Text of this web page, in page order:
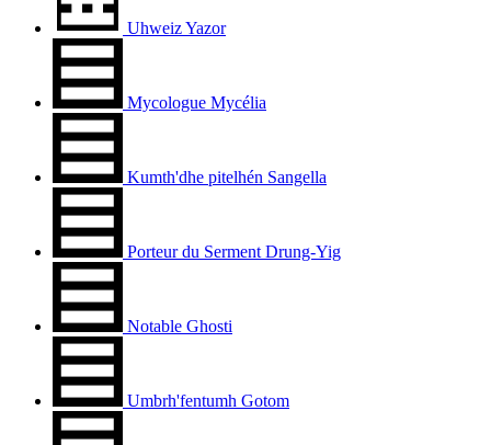
Uhweiz Yazor
Mycologue Mycélia
Kumth'dhe pitelhén Sangella
Porteur du Serment Drung-Yig
Notable Ghosti
Umbrh'fentumh Gotom